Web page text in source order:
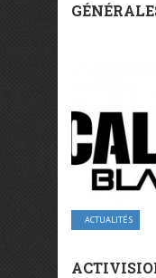
ACTUALITÉS